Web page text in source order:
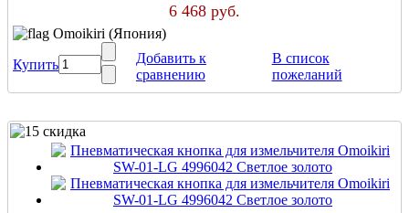
6 468 руб.
Omoikiri (Япония)
Купить
Добавить к
сравнению
В список
пожеланий